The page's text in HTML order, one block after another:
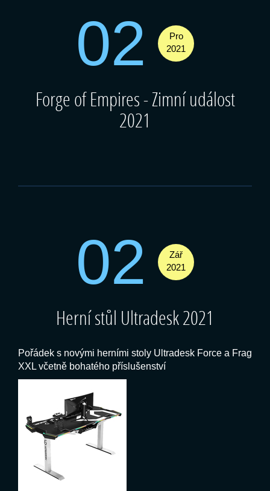
02
Pro
2021
Forge of Empires - Zimní událost
2021
02
Zář
2021
Herní stůl Ultradesk 2021
Pořádek s novými herními stoly Ultradesk Force a Frag
XXL včetně bohatého příslušenství